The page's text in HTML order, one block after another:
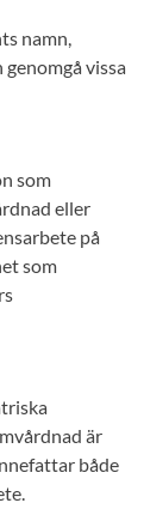
namn,
vissa
som
eller
på
som
är
både